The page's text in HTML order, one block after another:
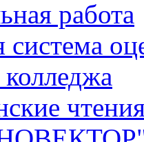
работа